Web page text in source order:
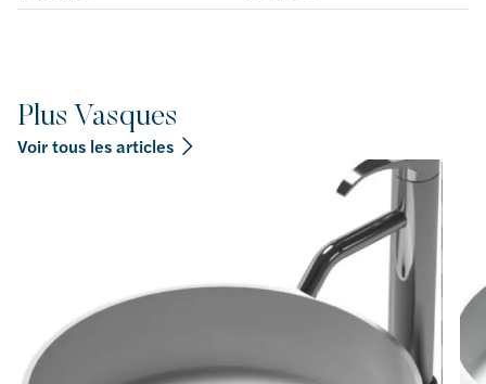
Plus Vasques
Voir tous les articles